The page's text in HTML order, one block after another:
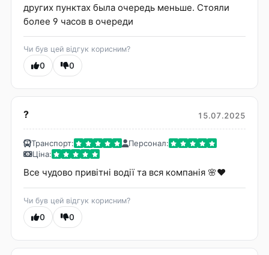
других пунктах была очередь меньше. Стояли
более 9 часов в очереди
Чи був цей відгук корисним?
0 0
? 15.07.2025
Транспорт:
Персонал:
Ціна:
Все чудово привітні водії та вся компанія 🌸❤️
Чи був цей відгук корисним?
0 0